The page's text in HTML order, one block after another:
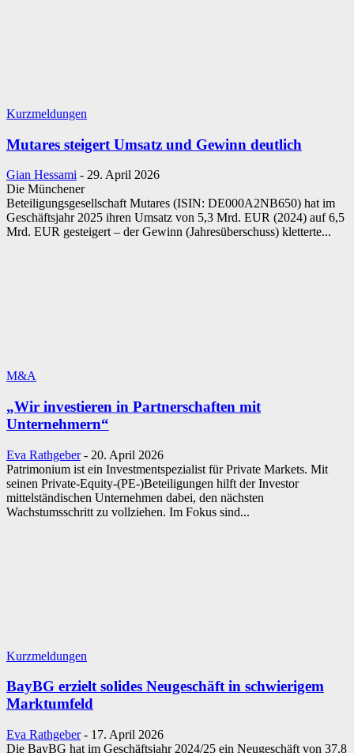
Kurzmeldungen
Mutares steigert Umsatz und Gewinn deutlich
Gian Hessami - 29. April 2026
Die Münchener
Beteiligungsgesellschaft Mutares (ISIN: DE000A2NB650) hat im
Geschäftsjahr 2025 ihren Umsatz von 5,3 Mrd. EUR (2024) auf 6,5
Mrd. EUR gesteigert – der Gewinn (Jahresüberschuss) kletterte...
M&A
„Wir investieren in Partnerschaften mit
Unternehmern“
Eva Rathgeber - 20. April 2026
Patrimonium ist ein Investmentspezialist für Private Markets. Mit
seinen Private-Equity-(PE-)Beteiligungen hilft der Investor
mittelständischen Unternehmen dabei, den nächsten
Wachstumsschritt zu vollziehen. Im Fokus sind...
Kurzmeldungen
BayBG erzielt solides Neugeschäft in schwierigem
Marktumfeld
Eva Rathgeber - 17. April 2026
Die BayBG hat im Geschäftsjahr 2024/25 ein Neugeschäft von 37,8